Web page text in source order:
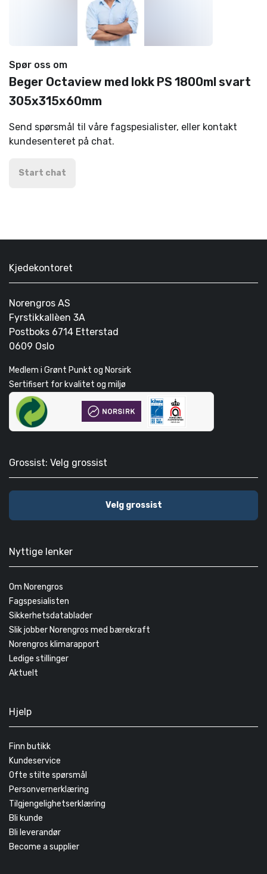
Spør oss om
Beger Octaview med lokk PS 1800ml svart
305x315x60mm
Send spørsmål til våre fagspesialister, eller kontakt
kundesenteret på chat.
Start chat
Kjedekontoret
Norengros AS
Fyrstikkallèen 3A
Postboks 6714 Etterstad
0609 Oslo
Medlem i Grønt Punkt og Norsirk
Sertifisert for kvalitet og miljø
Grossist: Velg grossist
Velg grossist
Nyttige lenker
Om Norengros
Fagspesialisten
Sikkerhetsdatablader
Slik jobber Norengros med bærekraft
Norengros klimarapport
Ledige stillinger
Aktuelt
Hjelp
Finn butikk
Kundeservice
Ofte stilte spørsmål
Personvernerklæring
Tilgjengelighetserklæring
Bli kunde
Bli leverandør
Become a supplier